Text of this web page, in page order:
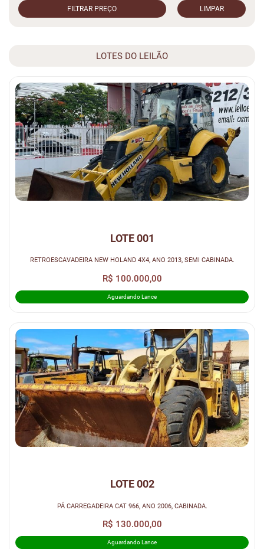
FILTRAR PREÇO LIMPAR
LOTES DO LEILÃO
LOTE 001
RETROESCAVADEIRA NEW HOLAND 4X4, ANO 2013, SEMI CABINADA.
R$ 100.000,00
Aguardando Lance
LOTE 002
PÁ CARREGADEIRA CAT 966, ANO 2006, CABINADA.
R$ 130.000,00
Aguardando Lance